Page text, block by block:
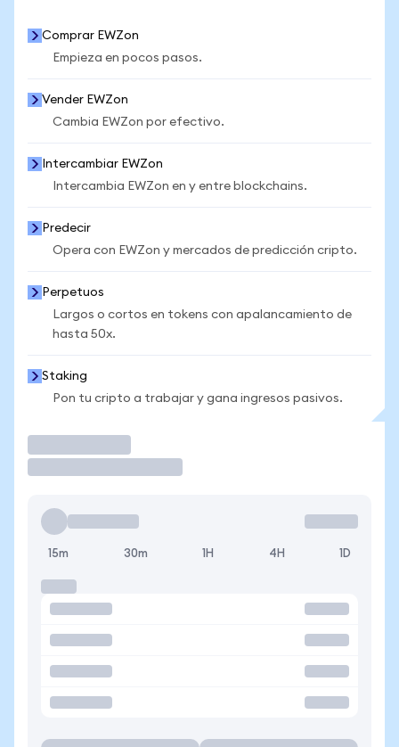
Comprar EWZon
Empieza en pocos pasos.
Vender EWZon
Cambia EWZon por efectivo.
Intercambiar EWZon
Intercambia EWZon en y entre blockchains.
Predecir
Opera con EWZon y mercados de predicción cripto.
Perpetuos
Largos o cortos en tokens con apalancamiento de
hasta 50x.
Staking
Pon tu cripto a trabajar y gana ingresos pasivos.
15m 30m 1H 4H 1D